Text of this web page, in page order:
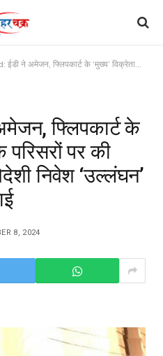
के ‘मुख्य’ विक्रेताओं के परिसरों पर की छापेमारी, प्रत्यक्ष विदेशी निवेश ‘उल्लंघन’ जांच के तहत कार्रवाई
फ्लिपकार्ट के
पर की
निवेश ‘उल्लंघन’
8, 2024